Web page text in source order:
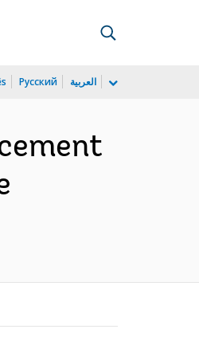
Русский العربية